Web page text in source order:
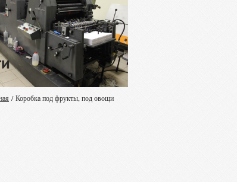
/Коробка под фрукты, под овощи